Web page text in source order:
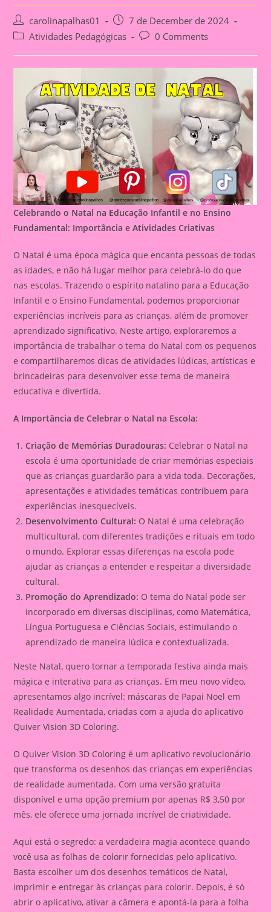
Post
author:
carolinapalhas01
Post
published:
7 de December de 2024
PostAtividades Pedagógicas
Post0 Comments
Celebrando o Natal na Educação Infantil e no Ensino
Fundamental: Importância e Atividades Criativas
O Natal é uma época mágica que encanta pessoas de todas
as idades, e não há lugar melhor para celebrá-lo do que
nas escolas. Trazendo o espírito natalino para a Educação
Infantil e o Ensino Fundamental, podemos proporcionar
experiências incríveis para as crianças, além de promover
aprendizado significativo. Neste artigo, exploraremos a
importância de trabalhar o tema do Natal com os pequenos
e compartilharemos dicas de atividades lúdicas, artísticas e
brincadeiras para desenvolver esse tema de maneira
educativa e divertida.
A Importância de Celebrar o Natal na Escola:
Criação de Memórias Duradouras: Celebrar o Natal na
escola é uma oportunidade de criar memórias especiais
que as crianças guardarão para a vida toda. Decorações,
apresentações e atividades temáticas contribuem para
experiências inesquecíveis.
Desenvolvimento Cultural: O Natal é uma celebração
multicultural, com diferentes tradições e rituais em todo
o mundo. Explorar essas diferenças na escola pode
ajudar as crianças a entender e respeitar a diversidade
cultural.
Promoção do Aprendizado: O tema do Natal pode ser
incorporado em diversas disciplinas, como Matemática,
Língua Portuguesa e Ciências Sociais, estimulando o
aprendizado de maneira lúdica e contextualizada.
Neste Natal, quero tornar a temporada festiva ainda mais
mágica e interativa para as crianças. Em meu novo vídeo,
apresentamos algo incrível: máscaras de Papai Noel em
Realidade Aumentada, criadas com a ajuda do aplicativo
Quiver Vision 3D Coloring.
O Quiver Vision 3D Coloring é um aplicativo revolucionário
que transforma os desenhos das crianças em experiências
de realidade aumentada. Com uma versão gratuita
disponível e uma opção premium por apenas R$ 3,50 por
mês, ele oferece uma jornada incrível de criatividade.
Aqui está o segredo: a verdadeira magia acontece quando
você usa as folhas de colorir fornecidas pelo aplicativo.
Basta escolher um dos desenhos temáticos de Natal,
imprimir e entregar às crianças para colorir. Depois, é só
abrir o aplicativo, ativar a câmera e apontá-la para a folha